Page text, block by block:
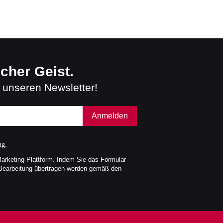
Geist.
Newsletter!
Anmelden
Plattform. Indem Sie das Formular
übertragen werden gemäß den